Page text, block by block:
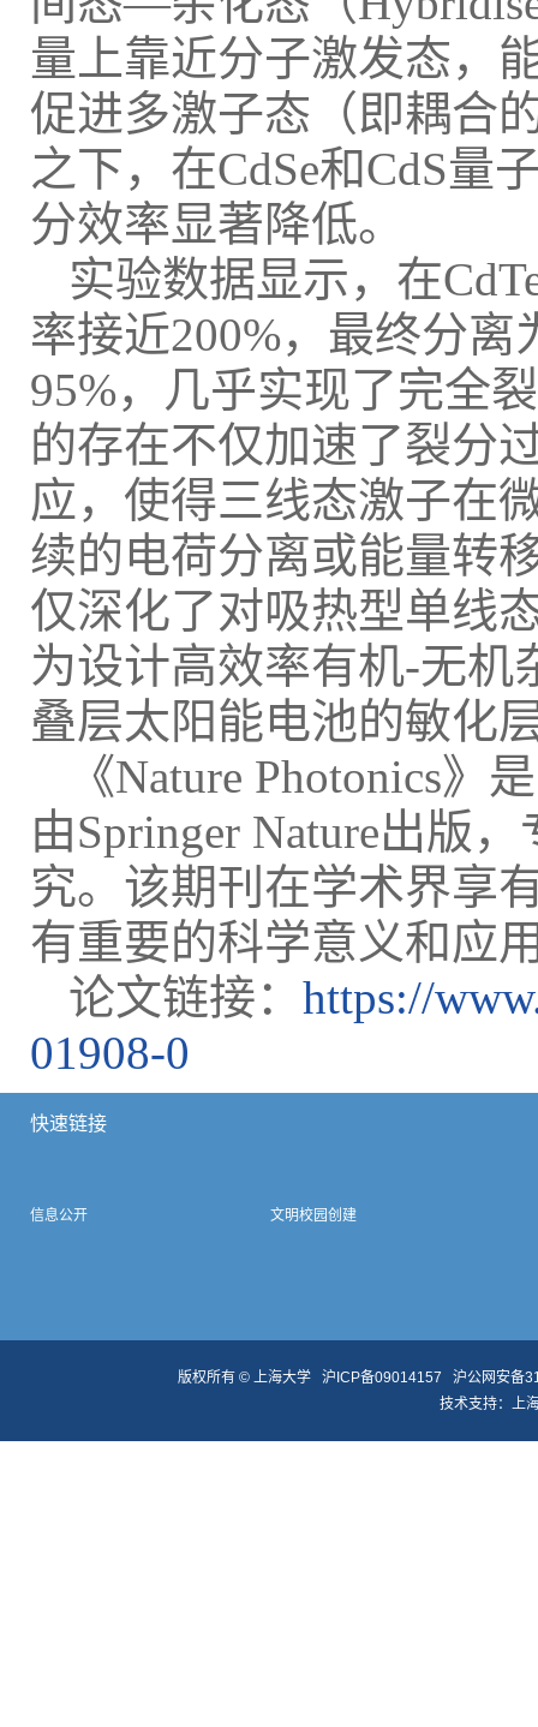
量上靠近分子激发态，
促进多激子态（即耦合
之下，在CdSe和CdS量
分效率显著降低。
实验数据显示，在
率接近200%，最终分
95%，几乎实现了完全
的存在不仅加速了裂分
应，使得三线态激子在
续的电荷分离或能量转
仅深化了对吸热型单线
为设计高效率有机-无机
叠层太阳能电池的敏化
《Nature Photonics
由Springer Nature出版
究。该期刊在学术界享
有重要的科学意义和应
论文链接： https://
01908-0
快速链接
信息公开 文明校园创建
版权所有 © 上海大学 沪ICP备09014157
沪公网安备
技术支持：上